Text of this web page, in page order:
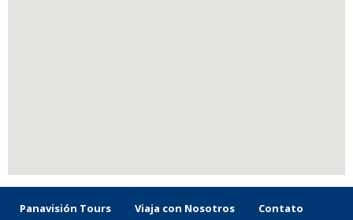
Panavisión Tours Viaja con Nosotros Contato